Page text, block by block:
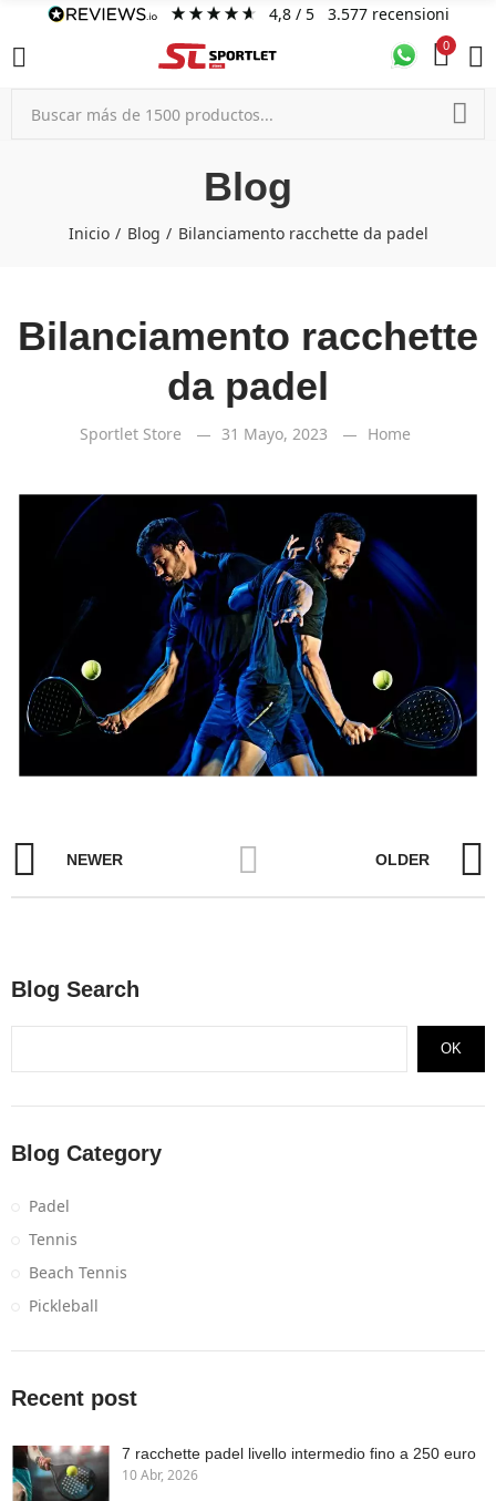
4,8/ 5 3.577 recensioni
0
Blog
Inicio Blog Bilanciamento racchette da padel
Bilanciamento racchette
da padel
Sportlet Store 31 Mayo, 2023 Home
NEWER OLDER
Blog Search
OK
Blog Category
Padel
Tennis
Beach Tennis
Pickleball
Recent post
7 racchette padel livello intermedio fino a 250 euro
10 Abr, 2026